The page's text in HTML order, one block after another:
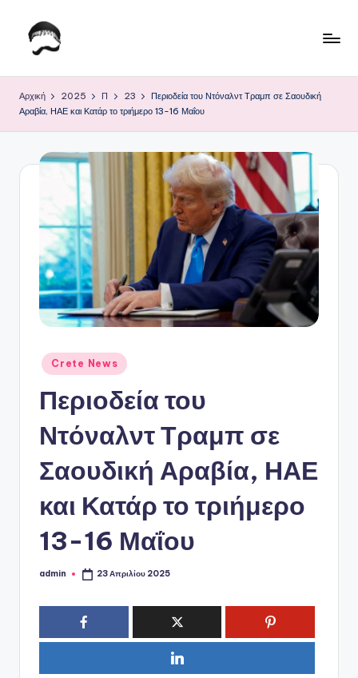
Μετάβαση
ο
Κ
Αρχική 2025 Π 23
Περιοδεία του Ντόναλντ Τραμπ σε Σαουδική
Αραβία, ΗΑΕ και Κατάρ το τριήμερο 13-16 Μαΐου
Αναρτήθηκε
σε
Crete News
Περιοδεία του
Ντόναλντ Τραμπ σε
Σαουδική Αραβία, ΗΑΕ
και Κατάρ το τριήμερο
13-16 Μαΐου
Συγγραφέας:
admin 23 Απριλίου 2025